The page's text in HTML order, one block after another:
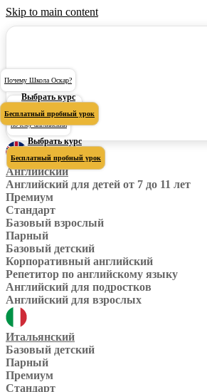
Skip to main content
почему английский
Выбрать курс
Бесплатный пробный урок
Английский
Английский для детей от 7 до 11 лет
Премиум
Стандарт
Базовый взрослый
Парный
Базовый детский
Корпоративный английский
Репетитор по английскому языку
Английский для подростков
Английский для взрослых
Итальянский
Базовый детский
Парный
Премиум
Стандарт
Почему Школа Оскар?
Выбрать курс
Бесплатный пробный урок